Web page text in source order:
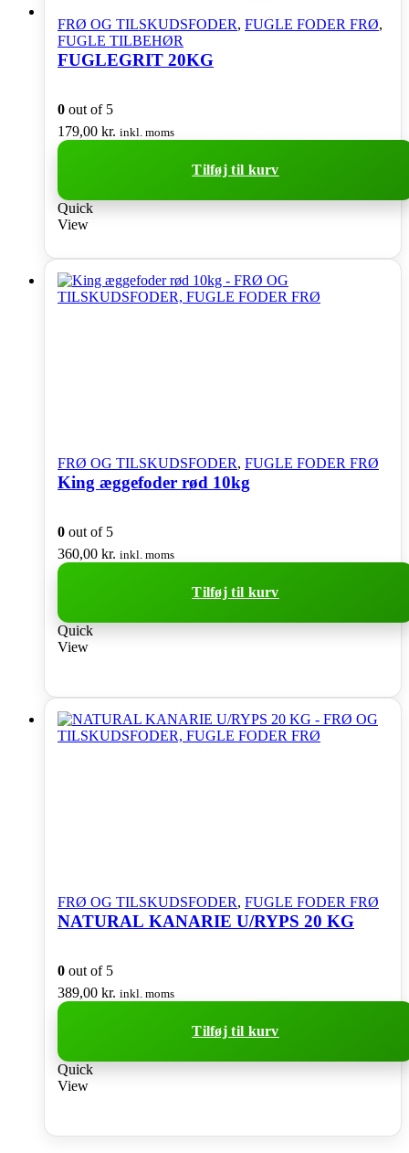
FRØ OG TILSKUDSFODER, FUGLE FODER FRØ,
FUGLE TILBEHØR
FUGLEGRIT 20KG
0 out of 5
179,00 kr. inkl. moms
Tilføj til kurv
Quick
View
FRØ OG TILSKUDSFODER, FUGLE FODER FRØ
King æggefoder rød 10kg
0 out of 5
360,00 kr. inkl. moms
Tilføj til kurv
Quick
View
FRØ OG TILSKUDSFODER, FUGLE FODER FRØ
NATURAL KANARIE U/RYPS 20 KG
0 out of 5
389,00 kr. inkl. moms
Tilføj til kurv
Quick
View